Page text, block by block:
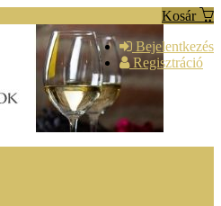
Kosár
Bejelentkezés
Regisztráció